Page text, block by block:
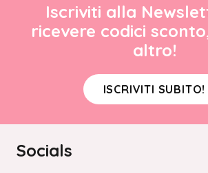
Iscriviti alla
ricevere codici
altro!
ISCRIVITI SUBITO!
Socials